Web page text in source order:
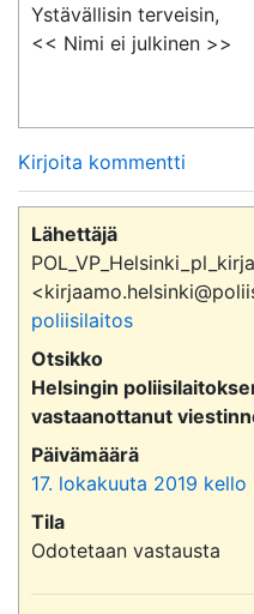
Ystävällisin terveisin,
<< Nimi ei julkinen >>
Kirjoita kommentti
Lähettäjä
poliisilaitos
Otsikko
Helsingin
vastaanottanut
Päivämäärä
17. lokakuuta 2019 kello
Tila
Odotetaan vastausta